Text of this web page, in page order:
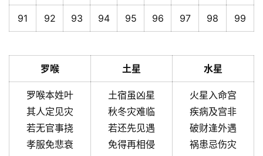
91 92 93 94 95 96 97 98 99
罗喉 土星 水星
罗喉本姓叶
其人定见灾
若无官事挠
孝服免悲衰
土宿虽凶星
秋冬灾难临
若还先见遇
免得再相侵
火星入命宫
疾病及宫非
破财逢外遇
祸患忌伤灾